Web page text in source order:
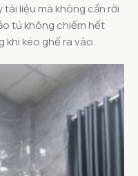
liệu mà không cần rời
tủ không chiếm hết
khi kéo ghế ra vào.